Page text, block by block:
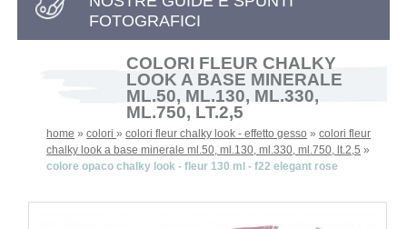
FOTOGRAFICI
COLORI FLEUR CHALKY
LOOK A BASE MINERALE
ML.50, ML.130, ML.330,
ML.750, LT.2,5
home »colori»colori fleur chalky look - effetto gesso »colori fleur
chalky look a base minerale ml.50, ml.130, ml.330, ml.750, lt.2,5 »
colore opaco chalky look - fleur 130 ml - f22 elegant rose